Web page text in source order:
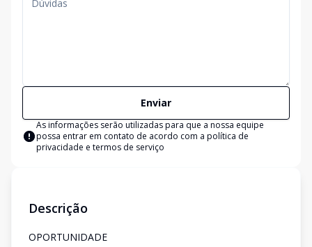
Enviar
As informações serão utilizadas para que a nossa equipe
possa entrar em contato de acordo com a política de
privacidade e termos de serviço
Descrição
OPORTUNIDADE